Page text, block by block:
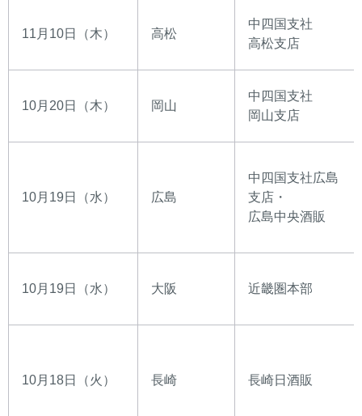
11月10日（木） 高松
中四国支社
高松支店
10月20日（木） 岡山
中四国支社
岡山支店
10月19日（水） 広島
中四国支社広島
支店・
広島中央酒販
10月19日（水） 大阪 近畿圏本部
10月18日（火） 長崎 長崎日酒販